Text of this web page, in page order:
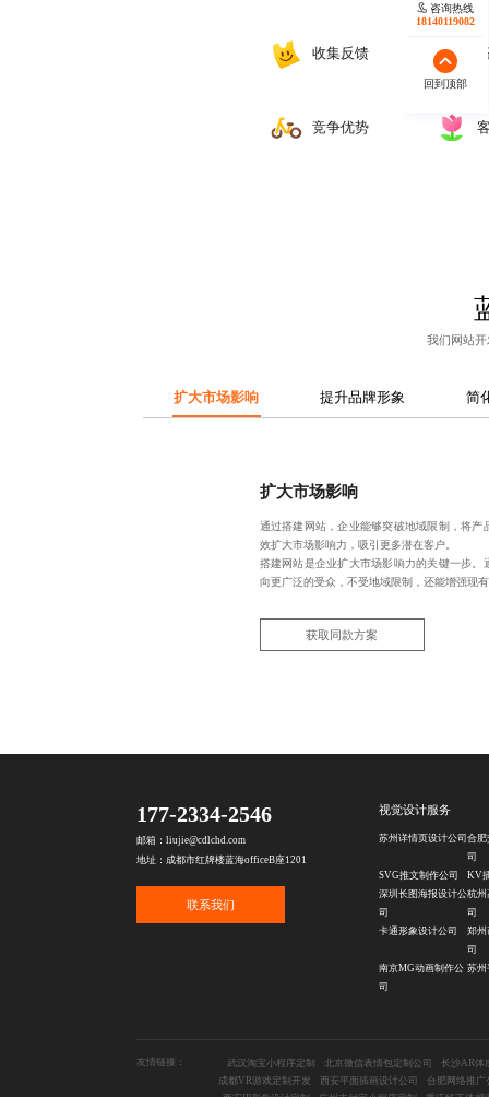
收集反馈
竞争优势
我们网站
扩大市场影响 提升品牌形象 简
扩大市场影响
通过搭建网站，企业能够突破地域限制，将产
效扩大市场影响力，吸引更多潜在客户。
搭建网站是企业扩大市场影响力的关键一步。
向更广泛的受众，不受地域限制，还能增强现
获取同款方案
咨询热线
18140119082
回到顶部
177-2334-2546
邮箱：liujie@cdlchd.com
地址：成都市红牌楼蓝海officeB座1201
联系我们
视觉设计服务
苏州详情页设计公司 合肥
司
SVG推文制作公司
KV
深圳长图海报设计公
司
杭州
司
卡通形象设计公司
郑州
司
南京MG动画制作公
司
苏州
友情链接： 武汉淘宝小程序定制 北京微信表情包定制公司
长沙AR体
成都VR游戏定制开发
西安平面插画设计公司
合肥网络推广